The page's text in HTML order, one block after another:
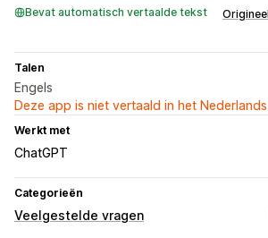
Bevat automatisch vertaalde tekst
Talen
Engels
Deze app is niet vertaald in het Nederlands
Werkt met
ChatGPT
Categorieën
Veelgestelde vragen